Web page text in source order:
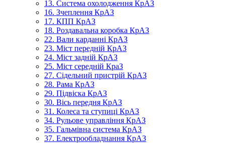
13. Система охолодження КрАЗ
16. Зчеплення КрАЗ
17. КПП КрАЗ
18. Роздавальна коробка КрАЗ
22. Вали карданні КрАЗ
23. Міст передній КрАЗ
24. Міст задній КрАЗ
25. Міст середній КраЗ
27. Сідельний пристрій КрАЗ
28. Рама КрАЗ
29. Підвіска КрАЗ
30. Вісь передня КрАЗ
31. Колеса та ступиці КрАЗ
34. Рульове управління КрАЗ
35. Гальмівна система КрАЗ
37. Електрообладнання КрАЗ